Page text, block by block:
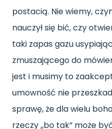
postacią. Nie wiemy,
nauczył się bić, czy
taki zapas gazu
zmuszającego do
jest i musimy to
umowność nie
sprawę, że dla wielu
rzeczy ,,bo tak” może